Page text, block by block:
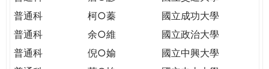
格。r
e
普通科
柯○蓁
國立成功大學
普通科
余○維
國立政治大學
普通科
倪○媮
國立中興大學